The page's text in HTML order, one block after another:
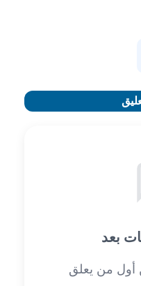
بعد
أول من يعلق